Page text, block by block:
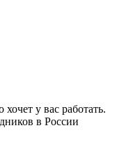
у вас работать.
в России